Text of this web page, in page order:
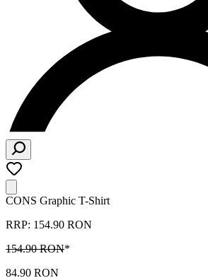
CONS Graphic T-Shirt
RRP: 154.90 RON
154.90 RON*
84.90 RON